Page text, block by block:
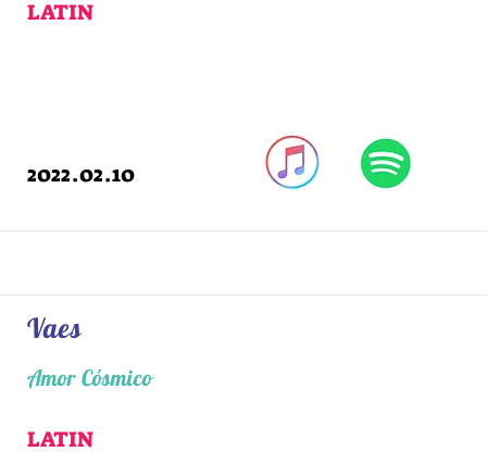
LATIN
2022.02.10
Vaes
Amor Cósmico
LATIN